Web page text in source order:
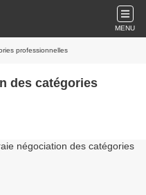
MENU
professionnelles
des catégories